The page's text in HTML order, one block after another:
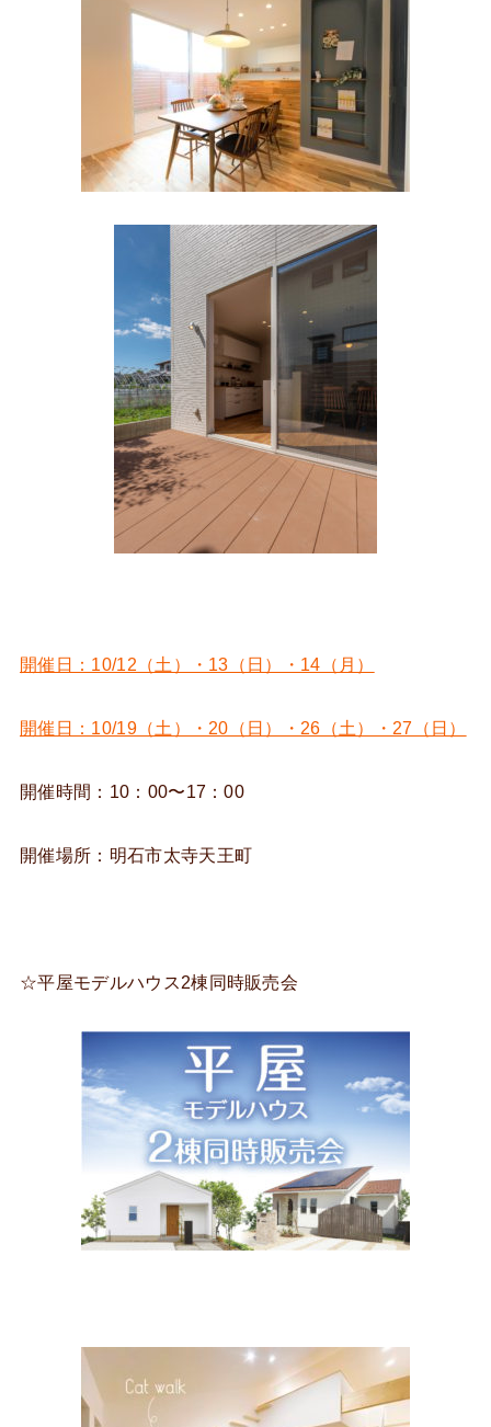
開催日：10/12（土）・13（日）・14（月）
開催日：10/19（土）・20（日）・26（土）・27（日）
開催時間：10：00〜17：00
開催場所：明石市太寺天王町
☆平屋モデルハウス2棟同時販売会